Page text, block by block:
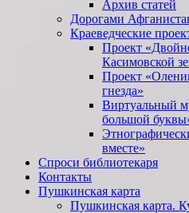
Архив статей
Дорогами
Краеведческие
Проект
Касимовской
Проект
гнезда»
Виртуальный
большой
вместе»
Спроси библиотекаря
Контакты
Пушкинская карта
Пушкинская карта.